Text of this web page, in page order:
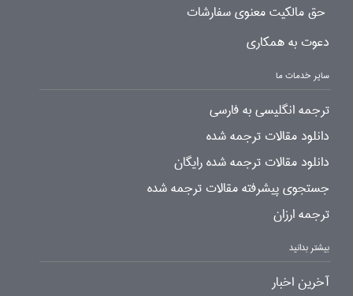
حق مالکیت معنوی سفارشات
دعوت به همکاری
سایر خدمات ما
ترجمه انگلیسی به فارسی
دانلود مقالات ترجمه شده
دانلود مقالات ترجمه شده رایگان
جستجوی پیشرفته مقالات ترجمه شده
ترجمه ارزان
بیشتر بدانید
آخرین اخبار